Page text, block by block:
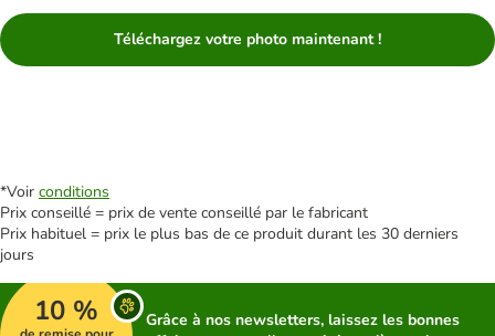
Téléchargez votre photo maintenant !
*Voir conditions
Prix conseillé = prix de vente conseillé par le fabricant
Prix habituel = prix le plus bas de ce produit durant les 30 derniers
jours
10 %
Grâce à nos newsletters, laissez les bonnes